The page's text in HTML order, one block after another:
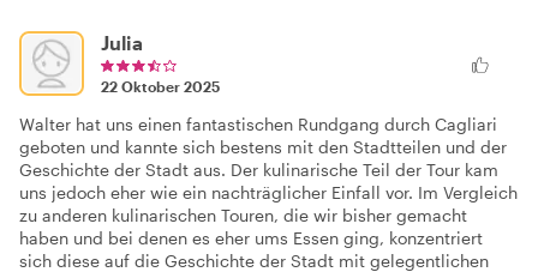
Julia
22 Oktober 2025
Walter hat uns einen fantastischen Rundgang durch Cagliari
geboten und kannte sich bestens mit den Stadtteilen und der
Geschichte der Stadt aus. Der kulinarische Teil der Tour kam
uns jedoch eher wie ein nachträglicher Einfall vor. Im Vergleich
zu anderen kulinarischen Touren, die wir bisher gemacht
haben und bei denen es eher ums Essen ging, konzentriert
sich diese auf die Geschichte der Stadt mit gelegentlichen